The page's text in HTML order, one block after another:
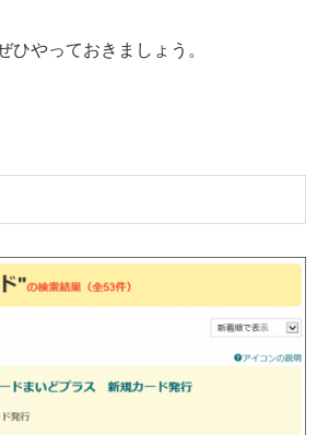
ひやっておきましょう。